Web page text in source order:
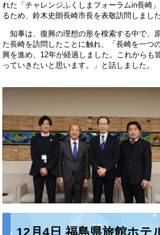
れた「チャレンジふくしまフォーラムin長崎
るため、鈴木史朗長崎市長を表敬訪問しました
知事は、復興の理想の形を模索する中で、
た長崎を訪問したことに触れ、「長崎を一つ
興を進め、12年が経過しました。これからも
っていきたいと思います。」と話しました。
12月4日 福島県旅館ホテ